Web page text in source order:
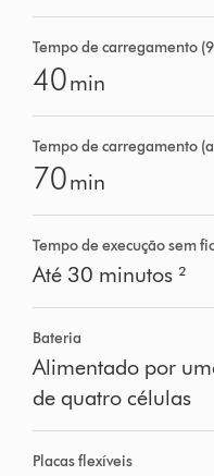
Tempo de carregamento
40min
Tempo de carregamento
70min
Tempo de execução sem
Até 30 minutos ²
Bateria
Alimentado por
de quatro células
Placas flexíveis